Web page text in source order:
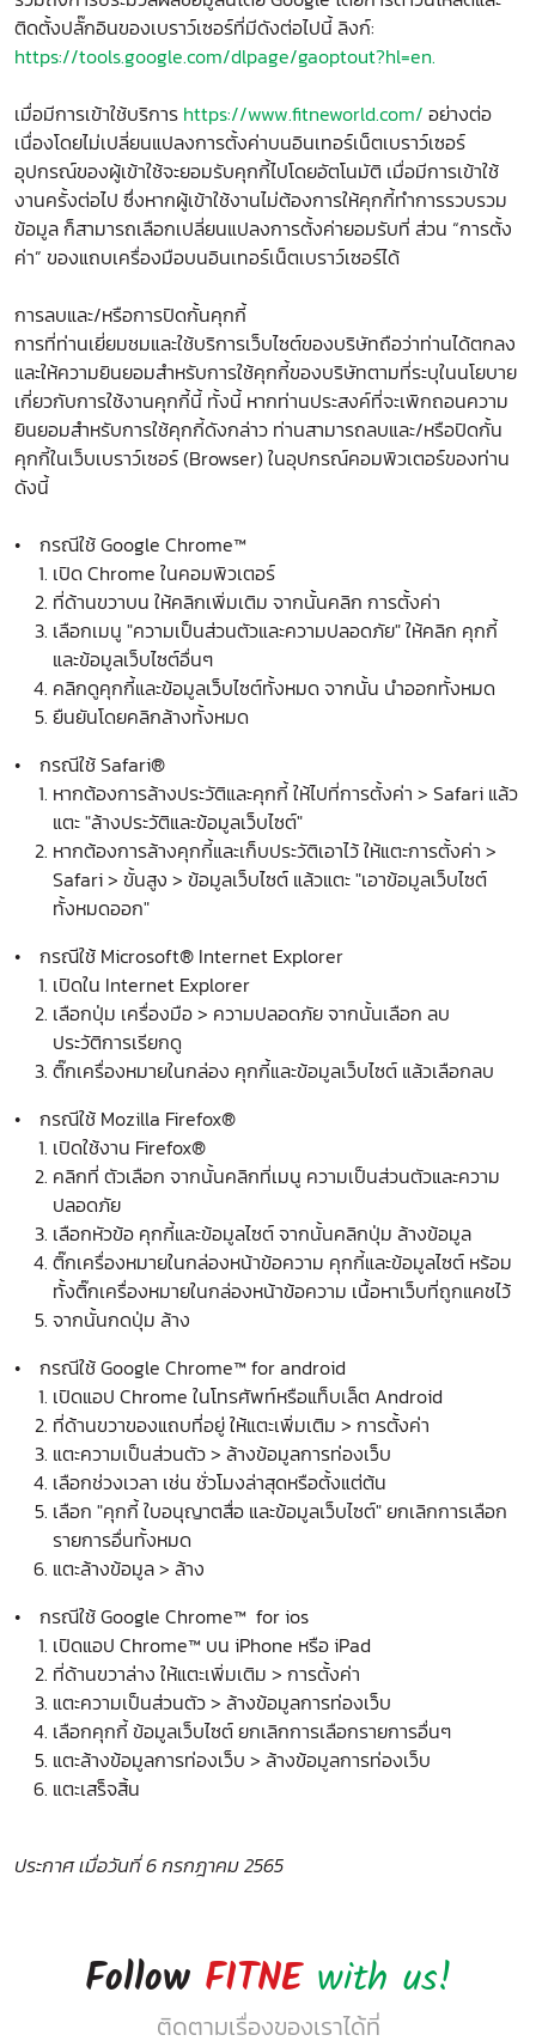
ติดตั้งปลั๊กอินของเบราว์เซอร์ที่มีดังต่อไปนี้ ลิงก์:
https://tools.google.com/dlpage/gaoptout?hl=en.
เมื่อมีการเข้าใช้บริการ https://www.fitneworld.com/ อย่างต่อ
เนื่องโดยไม่เปลี่ยนแปลงการตั้งค่าบนอินเทอร์เน็ตเบราว์เซอร์
อุปกรณ์ของผู้เข้าใช้จะยอมรับคุกกี้ไปโดยอัตโนมัติ เมื่อมีการเข้าใช้
งานครั้งต่อไป ซึ่งหากผู้เข้าใช้งานไม่ต้องการให้คุกกี้ทำการรวบรวม
ข้อมูล ก็สามารถเลือกเปลี่ยนแปลงการตั้งค่ายอมรับที่ ส่วน “การตั้ง
ค่า” ของแถบเครื่องมือบนอินเทอร์เน็ตเบราว์เซอร์ได้
การลบและ/หรือการปิดกั้นคุกกี้
การที่ท่านเยี่ยมชมและใช้บริการเว็บไซต์ของบริษัทถือว่าท่านได้ตกลง
และให้ความยินยอมสำหรับการใช้คุกกี้ของบริษัทตามที่ระบุในนโยบาย
เกี่ยวกับการใช้งานคุกกี้นี้ ทั้งนี้ หากท่านประสงค์ที่จะเพิกถอนความ
ยินยอมสำหรับการใช้คุกกี้ดังกล่าว ท่านสามารถลบและ/หรือปิดกั้น
คุกกี้ในเว็บเบราว์เซอร์ (Browser) ในอุปกรณ์คอมพิวเตอร์ของท่าน
ดังนี้
• กรณีใช้ Google Chrome™
เปิด Chrome ในคอมพิวเตอร์
ที่ด้านขวาบน ให้คลิกเพิ่มเติม จากนั้นคลิก การตั้งค่า
เลือกเมนู "ความเป็นส่วนตัวและความปลอดภัย" ให้คลิก คุกกี้
และข้อมูลเว็บไซต์อื่นๆ
คลิกดูคุกกี้และข้อมูลเว็บไซต์ทั้งหมด จากนั้น นำออกทั้งหมด
ยืนยันโดยคลิกล้างทั้งหมด
• กรณีใช้ Safari®
หากต้องการล้างประวัติและคุกกี้ ให้ไปที่การตั้งค่า > Safari แล้ว
แตะ "ล้างประวัติและข้อมูลเว็บไซต์"
หากต้องการล้างคุกกี้และเก็บประวัติเอาไว้ ให้แตะการตั้งค่า >
Safari > ขั้นสูง > ข้อมูลเว็บไซต์ แล้วแตะ "เอาข้อมูลเว็บไซต์
ทั้งหมดออก"
• กรณีใช้ Microsoft® Internet Explorer
เปิดใน Internet Explorer
เลือกปุ่ม เครื่องมือ > ความปลอดภัย จากนั้นเลือก ลบ
ประวัติการเรียกดู
ติ๊กเครื่องหมายในกล่อง คุกกี้และข้อมูลเว็บไซต์ แล้วเลือกลบ
• กรณีใช้ Mozilla Firefox®
เปิดใช้งาน Firefox®
คลิกที่ ตัวเลือก จากนั้นคลิกที่เมนู ความเป็นส่วนตัวและความ
ปลอดภัย
เลือกหัวข้อ คุกกี้และข้อมูลไซต์ จากนั้นคลิกปุ่ม ล้างข้อมูล
ติ๊กเครื่องหมายในกล่องหน้าข้อความ คุกกี้และข้อมูลไซต์ หร้อม
ทั้งติ๊กเครื่องหมายในกล่องหน้าข้อความ เนื้อหาเว็บที่ถูกแคชไว้
จากนั้นกดปุ่ม ล้าง
• กรณีใช้ Google Chrome™ for android
เปิดแอป Chrome ในโทรศัพท์หรือแท็บเล็ต Android
ที่ด้านขวาของแถบที่อยู่ ให้แตะเพิ่มเติม > การตั้งค่า
แตะความเป็นส่วนตัว > ล้างข้อมูลการท่องเว็บ
เลือกช่วงเวลา เช่น ชั่วโมงล่าสุดหรือตั้งแต่ต้น
เลือก "คุกกี้ ใบอนุญาตสื่อ และข้อมูลเว็บไซต์" ยกเลิกการเลือก
รายการอื่นทั้งหมด
แตะล้างข้อมูล > ล้าง
• กรณีใช้ Google Chrome™ for ios
เปิดแอป Chrome™ บน iPhone หรือ iPad
ที่ด้านขวาล่าง ให้แตะเพิ่มเติม > การตั้งค่า
แตะความเป็นส่วนตัว > ล้างข้อมูลการท่องเว็บ
เลือกคุกกี้ ข้อมูลเว็บไซต์ ยกเลิกการเลือกรายการอื่นๆ
แตะล้างข้อมูลการท่องเว็บ > ล้างข้อมูลการท่องเว็บ
แตะเสร็จสิ้น
ประกาศ เมื่อวันที่ 6 กรกฎาคม 2565
Follow FITNE with us!
ติดตามเรื่องของเราได้ที่